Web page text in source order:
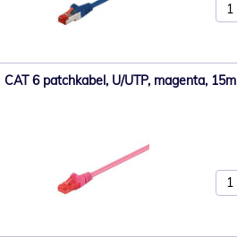
CAT 6 patchkabel, U/UTP, magenta, 15m